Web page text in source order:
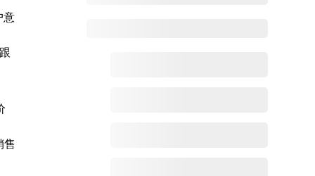
意
售